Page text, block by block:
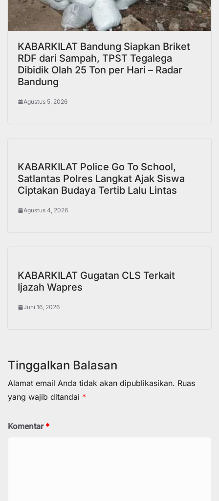
KABARKILAT Bandung Siapkan Briket
RDF dari Sampah, TPST Tegalega
Dibidik Olah 25 Ton per Hari – Radar
Bandung
Agustus 5, 2026
KABARKILAT Police Go To School,
Satlantas Polres Langkat Ajak Siswa
Ciptakan Budaya Tertib Lalu Lintas
Agustus 4, 2026
KABARKILAT Gugatan CLS Terkait
Ijazah Wapres
Juni 16, 2026
Tinggalkan Balasan
Alamat email Anda tidak akan dipublikasikan. Ruas
yang wajib ditandai *
Komentar *